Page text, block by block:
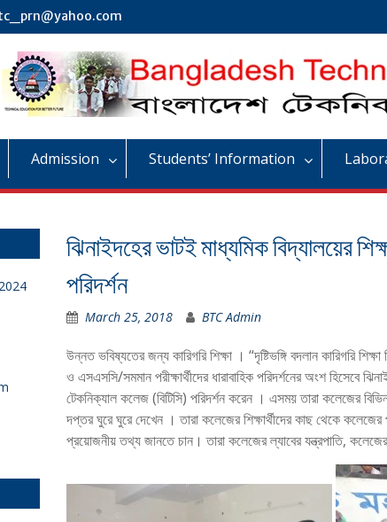
Admission Students’ Information
ঝিনাইদহের ভাটই মাধ্যমিক বিদ্যালয়ের
পরিদর্শন
March 25, 2018 BTC Admin
উন্নত ভবিষ্যতের জন্য কারিগরি শিক্ষা । “দৃষ্টিভঙ্গি বদলান কারিগরি
ও এসএসসি/সমমান পরীক্ষার্থীদের ধারাবাহিক পরিদর্শনের অংশ হিসেবে
টেকনিক্যাল কলেজ (বিটিসি) পরিদর্শন করেন । এসময় তারা কলেজের
দপ্তর ঘুরে ঘুরে দেখেন । তারা কলেজের শিক্ষার্থীদের কাছ থেকে
প্রয়োজনীয় তথ্য জানতে চান। তারা কলেজের ল্যাবের যন্ত্রপাতি,